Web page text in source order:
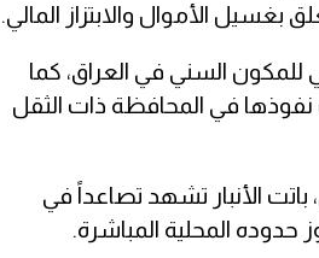
الأموال والابتزاز المالي.
للمكون السني في العراق، كما
في المحافظة ذات الثقل
الأنبار تشهد تصاعداً في
حدوده المحلية المباشرة.